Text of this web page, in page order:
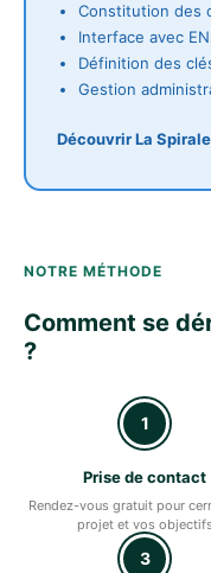
Constitution des
Interface avec
Définition des
Gestion
Découvrir La
NOTRE MÉTHODE
Comment se
?
1
Prise de contact
Rendez-vous gratuit pour
projet et vos objectifs
3